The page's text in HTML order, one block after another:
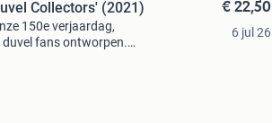
Collectors' (2021)
150e verjaardag,
fans ontworpen.
€ 22,50
6 jul 26